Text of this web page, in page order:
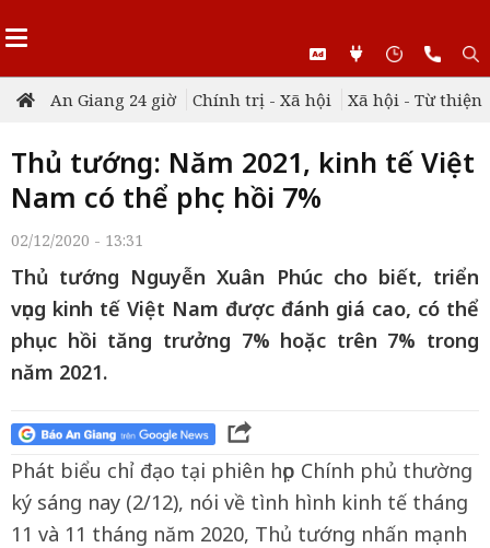
An Giang 24 giờ Chính trị - Xã hội Xã hội - Từ thiện
Thủ tướng: Năm 2021, kinh tế Việt
Nam có thể phục hồi 7%
02/12/2020 - 13:31
Thủ tướng Nguyễn Xuân Phúc cho biết, triển
vọng kinh tế Việt Nam được đánh giá cao, có thể
phục hồi tăng trưởng 7% hoặc trên 7% trong
năm 2021.
Phát biểu chỉ đạo tại phiên họp Chính phủ thường
ký sáng nay (2/12), nói về tình hình kinh tế tháng
11 và 11 tháng năm 2020, Thủ tướng nhấn mạnh